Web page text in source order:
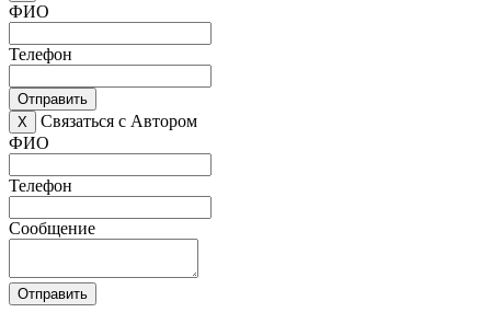
ФИО
Телефон
Отправить
X
Связаться с Автором
ФИО
Телефон
Сообщение
Отправить